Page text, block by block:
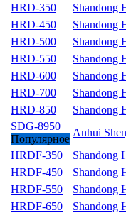
HRD-350
Shandong
HRD-450
Shandong
HRD-500
Shandong
HRD-550
Shandong
HRD-600
Shandong
HRD-700
Shandong
HRD-850
Shandong
SDG-8950
Популярное
Anhui
HRDF-350
Shandong
HRDF-450
Shandong
HRDF-550
Shandong
HRDF-650
Shandong